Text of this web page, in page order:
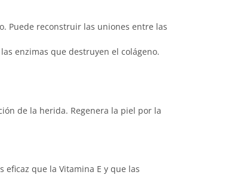
Puede reconstruir las uniones entre las
enzimas que destruyen el colágeno.
de la herida. Regenera la piel por la
eficaz que la Vitamina E y que las